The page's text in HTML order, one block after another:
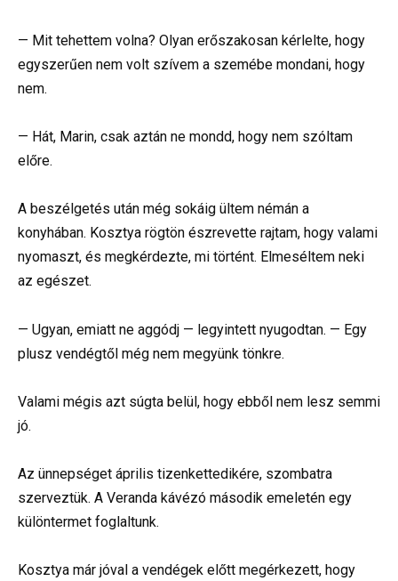
— Mit tehettem volna? Olyan erőszakosan kérlelte, hogy
egyszerűen nem volt szívem a szemébe mondani, hogy
nem.
— Hát, Marin, csak aztán ne mondd, hogy nem szóltam
előre.
A beszélgetés után még sokáig ültem némán a
konyhában. Kosztya rögtön észrevette rajtam, hogy valami
nyomaszt, és megkérdezte, mi történt. Elmeséltem neki
az egészet.
— Ugyan, emiatt ne aggódj — legyintett nyugodtan. — Egy
plusz vendégtől még nem megyünk tönkre.
Valami mégis azt súgta belül, hogy ebből nem lesz semmi
jó.
Az ünnepséget április tizenkettedikére, szombatra
szerveztük. A Veranda kávézó második emeletén egy
különtermet foglaltunk.
Kosztya már jóval a vendégek előtt megérkezett, hogy